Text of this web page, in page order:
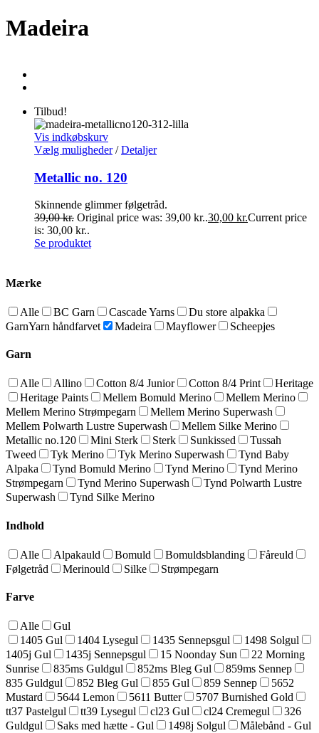
Madeira
Tilbud!
Vis indkøbskurv
Vælg muligheder/ Detaljer
Metallic no. 120
Skinnende glimmer følgetråd.
39,00kr. Original price was: 39,00 kr..30,00 kr.Current price
is: 30,00 kr..
Se produktet
Mærke
Alle BC Garn Cascade Yarns
Du store alpakka
GarnYarn håndfarvet
Madeira Mayflower Scheepjes
Garn
Alle Allino Cotton 8/4 Junior Cotton 8/4 Print
Heritage
Heritage Paints
Mellem Bomuld Merino
Mellem Merino
Mellem Merino Strømpegarn
Mellem Merino Superwash
Mellem Polwarth Lustre Superwash
Mellem Silke Merino
Metallic no.120
Mini Sterk Sterk Sunkissed
Tussah
Tweed
Tyk Merino Tyk Merino Superwash
Tynd Baby
Alpaka
Tynd Bomuld Merino Tynd Merino
Tynd Merino
Strømpegarn
Tynd Merino Superwash
Tynd Polwarth Lustre
Superwash
Tynd Silke Merino
Indhold
Alle Alpakauld Bomuld Bomuldsblanding
Fåreuld
Følgetråd
Merinould Silke Strømpegarn
Farve
Alle
Gul
1405 Gul
1404 Lysegul 1435 Sennepsgul
1498 Solgul
1405j Gul
1435j Sennepsgul 15 Noonday Sun
22 Morning
Sunrise
835ms Guldgul 852ms Bleg Gul
859ms Sennep
835 Guldgul
852 Bleg Gul 855 Gul 859 Sennep
5652
Mustard
5644 Lemon 5611 Butter
5707 Burnished Gold
tt37 Pastelgul
tt39 Lysegul cl23 Gul cl24 Cremegul
326
Guldgul
Saks med hætte - Gul 1498j Solgul
Målebånd - Gul